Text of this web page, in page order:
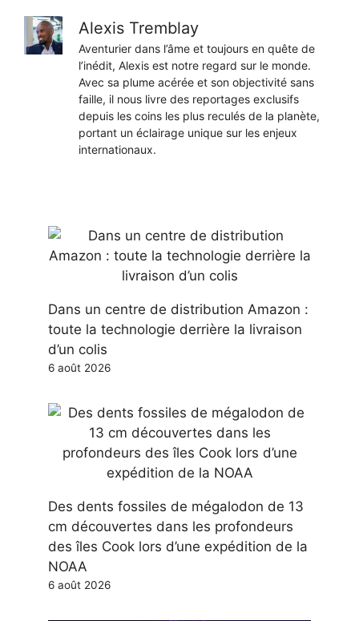
Alexis Tremblay
Aventurier dans l’âme et toujours en quête de
l’inédit, Alexis est notre regard sur le monde.
Avec sa plume acérée et son objectivité sans
faille, il nous livre des reportages exclusifs
depuis les coins les plus reculés de la planète,
portant un éclairage unique sur les enjeux
internationaux.
Dans un centre de distribution Amazon :
toute la technologie derrière la livraison
d’un colis
6 août 2026
Des dents fossiles de mégalodon de 13
cm découvertes dans les profondeurs
des îles Cook lors d’une expédition de la
NOAA
6 août 2026